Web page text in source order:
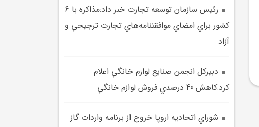
رئيس سازمان توسعه تجارت خبر داد:مذاکره با 6
کشور براي امضاي موافقتنامه‌هاي تجارت ترجيحي و
آزاد
دبيرکل انجمن صنايع لوازم خانگي اعلام
کرد:کاهش 40 درصدي فروش لوازم خانگي
شوراي اتحاديه اروپا خروج از برنامه واردات گاز